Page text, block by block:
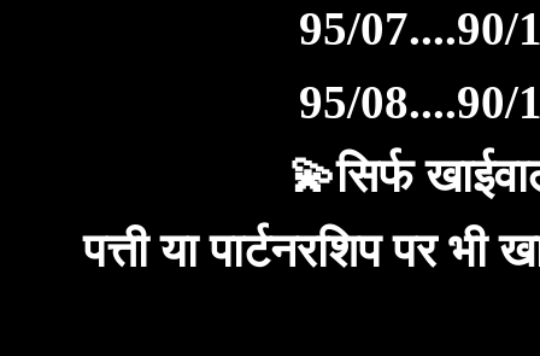
95/07....90/
95/08....90/
💫सिर्फ
पत्ती या पार्टनरशिप पर